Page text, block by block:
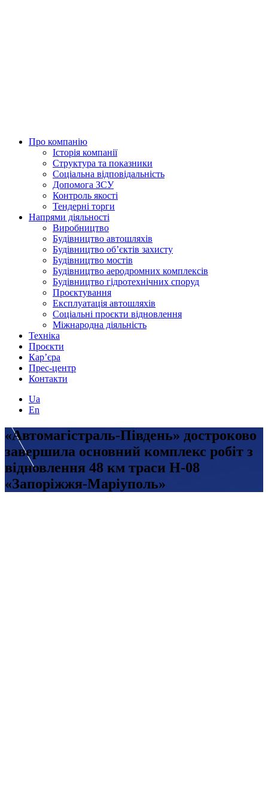
Про компанію
Історія компанії
Структура та показники
Соціальна відповідальність
Допомога ЗСУ
Контроль якості
Тендерні торги
Напрями діяльності
Виробництво
Будівництво автошляхів
Будівництво обʼєктів захисту
Будівництво мостів
Будівництво аеродромних комплексів
Будівництво гідротехнічних споруд
Проєктування
Експлуатація автошляхів
Соціальні проєкти відновлення
Міжнародна діяльність
Техніка
Проєкти
Кар’єра
Прес-центр
Контакти
Ua
En
«Автомагістраль-Південь» достроково
завершила основний комплекс робіт з
відновлення 48 км траси Н-08
«Запоріжжя-Маріуполь»